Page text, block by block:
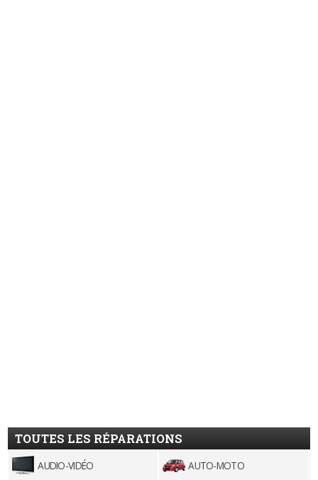
TOUTES LES RÉPARATIONS
AUDIO-VIDÉO AUTO-MOTO